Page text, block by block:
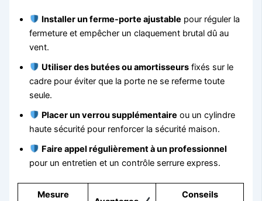
Installer un ferme-porte ajustable pour réguler la
fermeture et empêcher un claquement brutal dû au
vent.
Utiliser des butées ou amortisseurs fixés sur le
cadre pour éviter que la porte ne se referme toute
seule.
Placer un verrou supplémentaire ou un cylindre
haute sécurité pour renforcer la sécurité maison.
Faire appel régulièrement à un professionnel
pour un entretien et un contrôle serrure express.
Mesure
Conseils